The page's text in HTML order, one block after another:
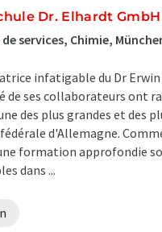
Dr. Elhardt GmbH
services, Chimie,
infatigable du Dr
de ses collaborateurs ont
des plus grandes et des
d'Allemagne.
formation approfondie
dans ...